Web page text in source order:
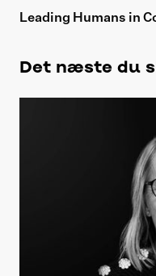
Leading Humans in
Det næste du